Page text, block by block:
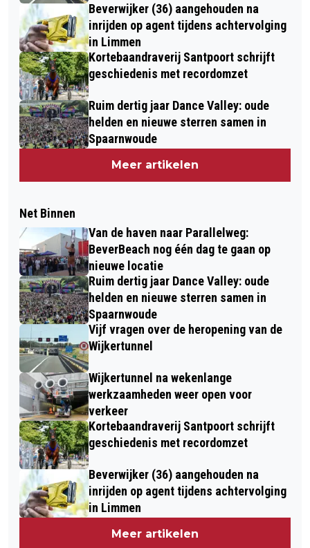
Beverwijker (36) aangehouden na
inrijden op agent tijdens achtervolging
in Limmen
Kortebaandraverij Santpoort schrijft
geschiedenis met recordomzet
Ruim dertig jaar Dance Valley: oude
helden en nieuwe sterren samen in
Spaarnwoude
Meer artikelen
Net Binnen
Van de haven naar Parallelweg:
BeverBeach nog één dag te gaan op
nieuwe locatie
Ruim dertig jaar Dance Valley: oude
helden en nieuwe sterren samen in
Spaarnwoude
Vijf vragen over de heropening van de
Wijkertunnel
Wijkertunnel na wekenlange
werkzaamheden weer open voor
verkeer
Kortebaandraverij Santpoort schrijft
geschiedenis met recordomzet
Beverwijker (36) aangehouden na
inrijden op agent tijdens achtervolging
in Limmen
Meer artikelen